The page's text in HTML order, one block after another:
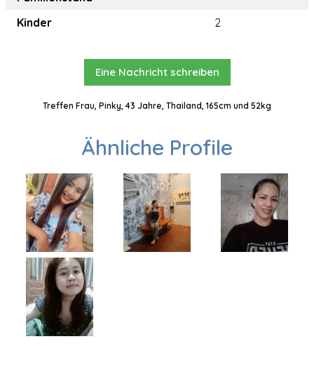
Kinder
2
Eine Nachricht schreiben
Treffen Frau, Pinky, 43 Jahre, Thailand, 165cm und 52kg
Ähnliche Profile